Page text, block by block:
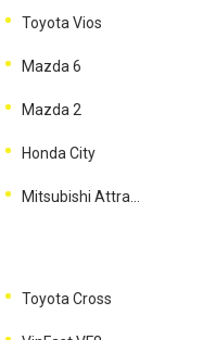
Toyota Vios
Mazda 6
Mazda 2
Honda City
Mitsubishi Attrage
Toyota Cross